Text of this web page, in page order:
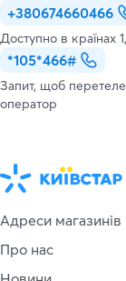
+380674660466
Доступно в країнах
*105*466#
Запит, щоб
оператор
Адреси магазинів
Про нас